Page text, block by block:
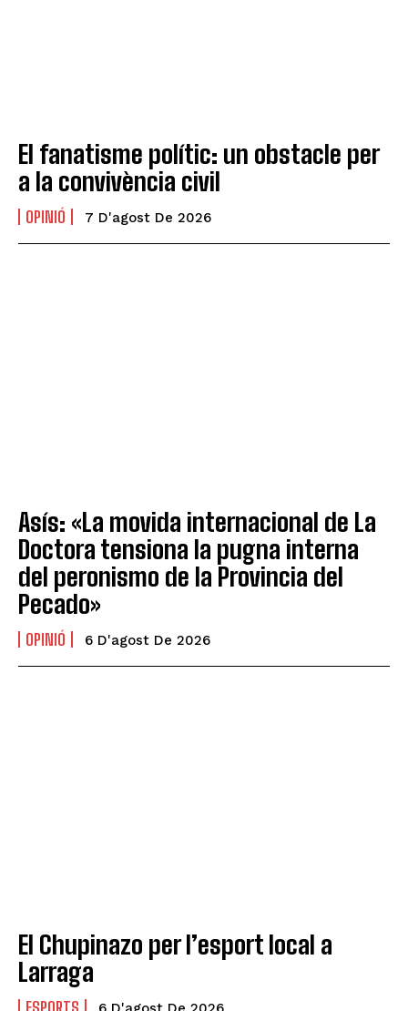
El fanatisme polític: un obstacle per
a la convivència civil
OPINIÓ 7 D'agost De 2026
Asís: «La movida internacional de La
Doctora tensiona la pugna interna
del peronismo de la Provincia del
Pecado»
OPINIÓ 6 D'agost De 2026
El Chupinazo per l’esport local a
Larraga